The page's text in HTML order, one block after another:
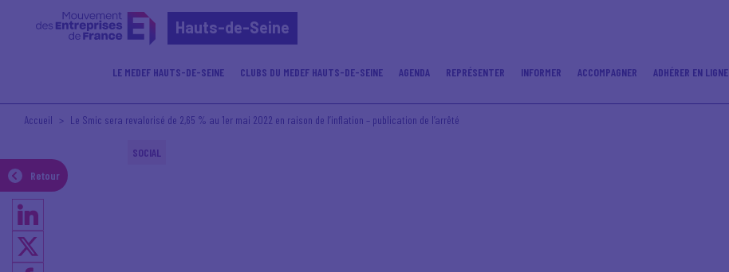
Hauts-de-Seine
LE MEDEF HAUTS-DE-SEINE CLUBS DU MEDEF HAUTS-DE-SEINE AGENDA REPRÉSENTER INFORMER ACCOMPAGNER ADHÉRER EN LIGNE
Retour
Accueil Le Smic sera revalorisé de 2,65 % au 1er mai 2022 en raison de l’inflation – publication de l’arrêté
SOCIAL